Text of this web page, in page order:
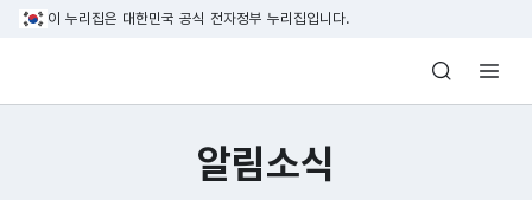
본문 바로가기
이 누리집은 대한민국 공식 전자정부 누리집입니다.
방송미디어통신위원회 Korea Media
알림소식